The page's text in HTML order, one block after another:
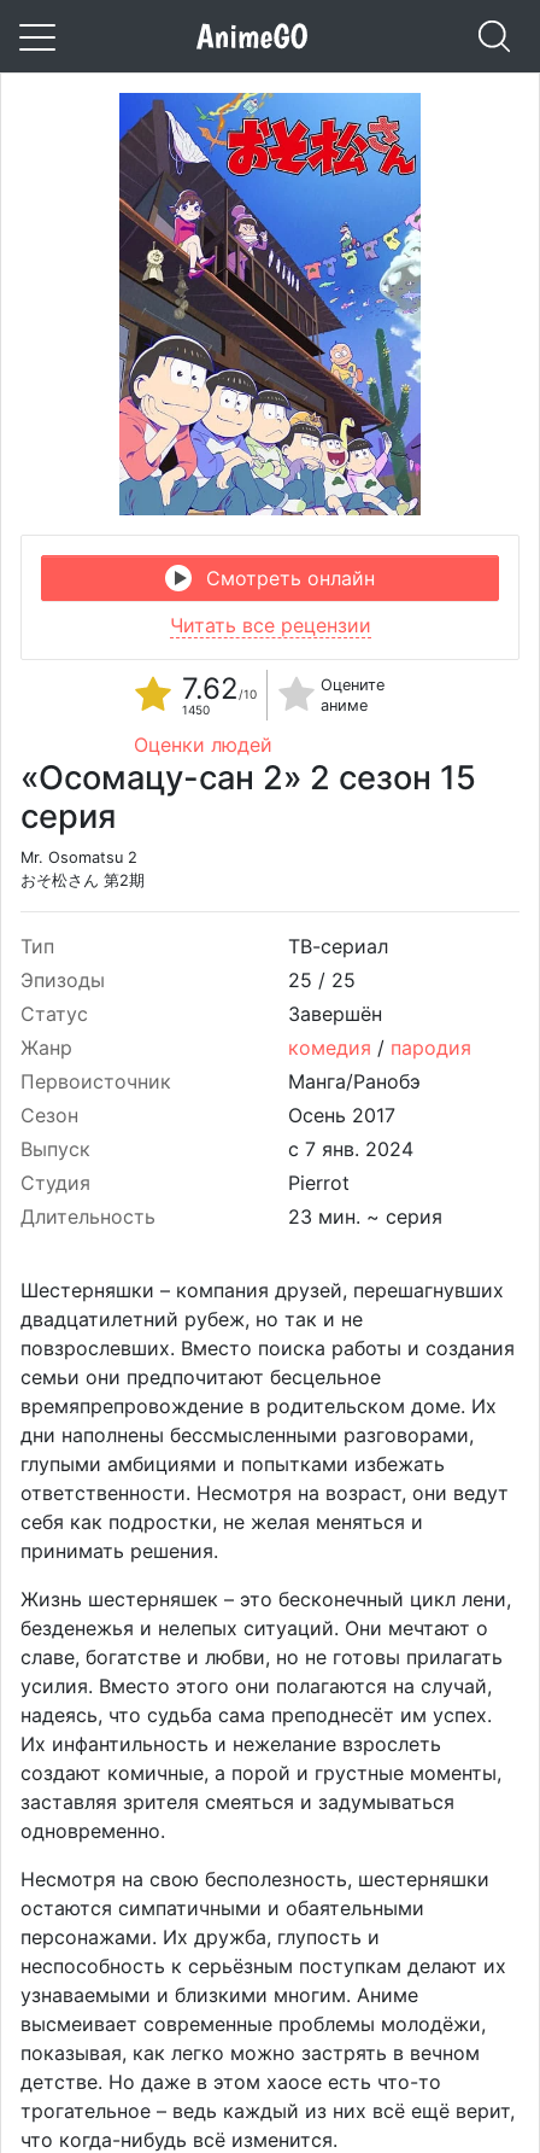
Смотреть онлайн
Читать все рецензии
7.62 /10
1450
Оцените
аниме
Оценки людей
«Осомацу-сан 2» 2 сезон 15
серия
Mr. Osomatsu 2
おそ松さん 第2期
Тип
ТВ-сериал
Эпизоды
25 / 25
Статус
Завершён
Жанр
комедия / пародия
Первоисточник
Манга/Ранобэ
Сезон
Осень 2017
Выпуск
Студия
Pierrot
Длительность
23 мин. ~ серия
Шестерняшки – компания друзей, перешагнувших
двадцатилетний рубеж, но так и не
повзрослевших. Вместо поиска работы и создания
семьи они предпочитают бесцельное
времяпрепровождение в родительском доме. Их
дни наполнены бессмысленными разговорами,
глупыми амбициями и попытками избежать
ответственности. Несмотря на возраст, они ведут
себя как подростки, не желая меняться и
принимать решения.
Жизнь шестерняшек – это бесконечный цикл лени,
безденежья и нелепых ситуаций. Они мечтают о
славе, богатстве и любви, но не готовы прилагать
усилия. Вместо этого они полагаются на случай,
надеясь, что судьба сама преподнесёт им успех.
Их инфантильность и нежелание взрослеть
создают комичные, а порой и грустные моменты,
заставляя зрителя смеяться и задумываться
одновременно.
Несмотря на свою бесполезность, шестерняшки
остаются симпатичными и обаятельными
персонажами. Их дружба, глупость и
неспособность к серьёзным поступкам делают их
узнаваемыми и близкими многим. Аниме
высмеивает современные проблемы молодёжи,
показывая, как легко можно застрять в вечном
детстве. Но даже в этом хаосе есть что-то
трогательное – ведь каждый из них всё ещё верит,
что когда-нибудь всё изменится.